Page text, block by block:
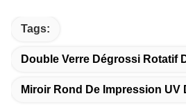
Tags:
Double Verre Dégrossi Rotatif
Miroir Rond De Impression UV